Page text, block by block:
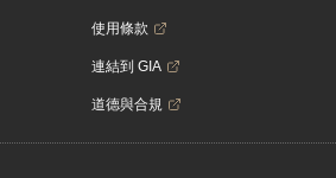
使用條款
連結到 GIA
道德與合規